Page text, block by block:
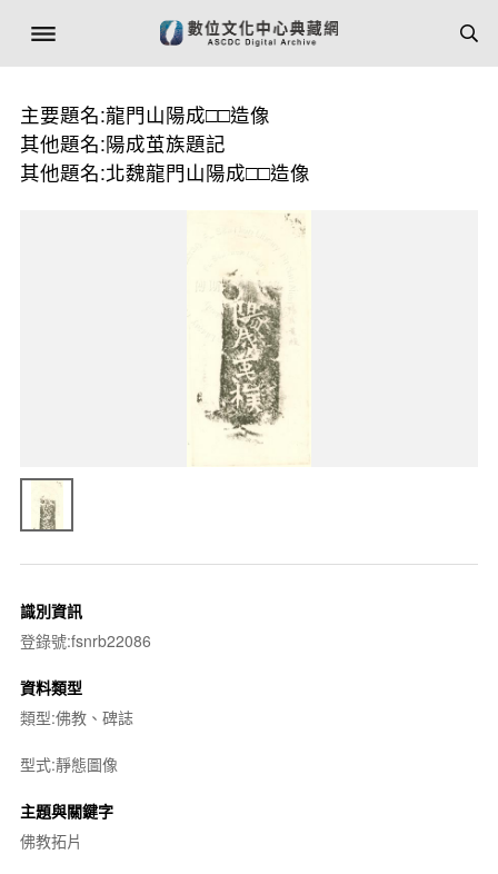
主要題名:龍門山陽成□□造像
其他題名:陽成茧族題記
其他題名:北魏龍門山陽成□□造像
識別資訊
登錄號:fsnrb22086
資料類型
類型:佛教、碑誌
型式:靜態圖像
主題與關鍵字
佛教拓片